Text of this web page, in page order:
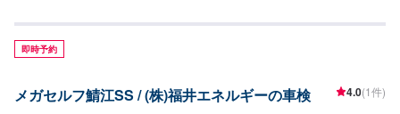
即時予約
メガセルフ鯖江SS / (株)福井エネルギーの車検 4.0(1件)